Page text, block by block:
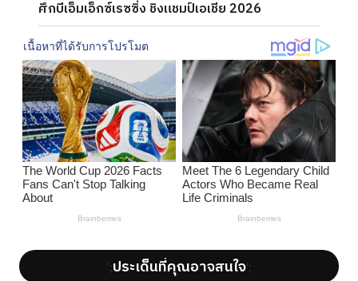
ศึกบีเอ็มเอ็กซ์เรซซิ่ง ชิงแชมป์เอเชีย 2026
';ประเด็นที่คุณอาจสนใจ';